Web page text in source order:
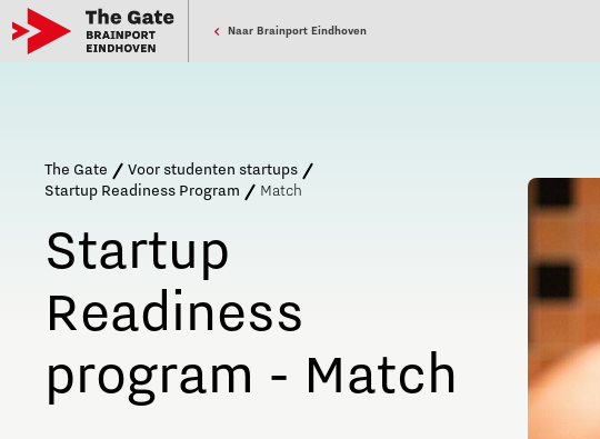
Naar Brainport Eindhoven
The Gate
Voor studenten startups
Startup Readiness Program
Match
Startup
Readiness
program - Match